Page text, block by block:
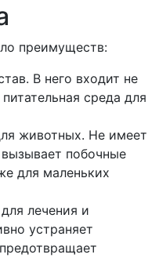
преимуществ:
В него входит не
среда для
животных. Не имеет
побочные
для маленьких
лечения и
устраняет